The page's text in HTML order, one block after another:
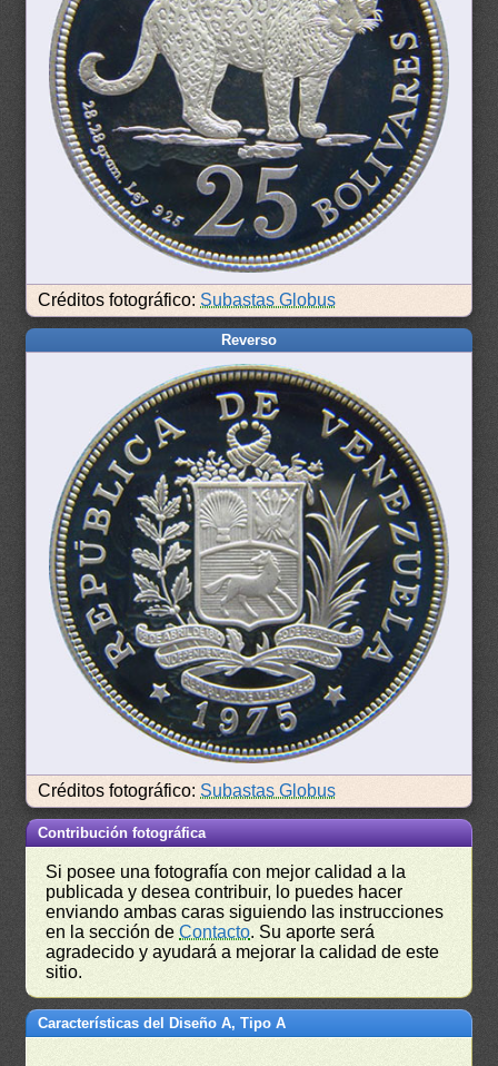
Créditos fotográfico: Subastas Globus
Reverso
Créditos fotográfico: Subastas Globus
Contribución fotográfica
Si posee una fotografía con mejor calidad a la
publicada y desea contribuir, lo puedes hacer
enviando ambas caras siguiendo las instrucciones
en la sección deContacto. Su aporte será
agradecido y ayudará a mejorar la calidad de este
sitio.
Características del Diseño A, Tipo A